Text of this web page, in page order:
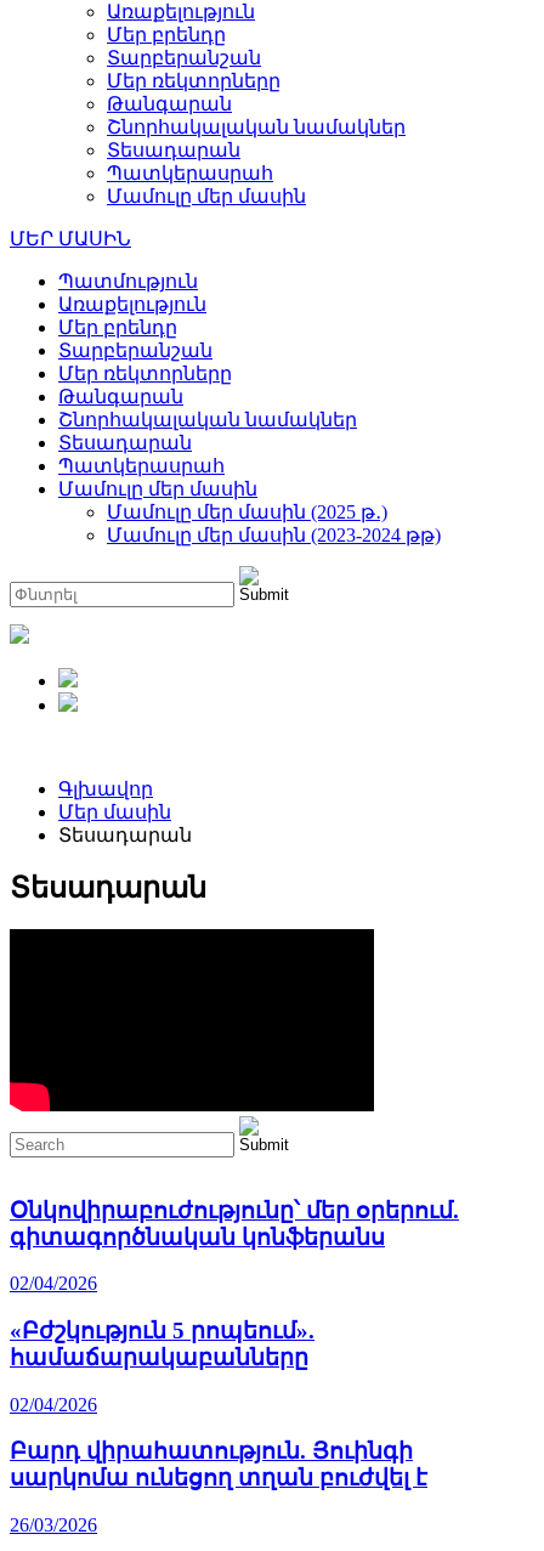
Առաքելություն
Մեր բրենդը
Տարբերանշան
Մեր ռեկտորները
Թանգարան
Շնորհակալական նամակներ
Տեսադարան
Պատկերասրահ
Մամուլը մեր մասին
ՄԵՐ ՄԱՍԻՆ
Պատմություն
Առաքելություն
Մեր բրենդը
Տարբերանշան
Մեր ռեկտորները
Թանգարան
Շնորհակալական նամակներ
Տեսադարան
Պատկերասրահ
Մամուլը մեր մասին
Մամուլը մեր մասին (2025 թ․)
Մամուլը մեր մասին (2023-2024 թթ)
Գլխավոր
Մեր մասին
Տեսադարան
Տեսադարան
Օնկովիրաբուժությունը՝ մեր օրերում.
գիտագործնական կոնֆերանս
02/04/2026
«Բժշկություն 5 րոպեում».
համաճարակաբանները
02/04/2026
Բարդ վիրահատություն. Յուինգի
սարկոմա ունեցող տղան բուժվել է
26/03/2026